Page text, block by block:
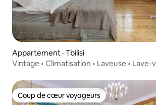
Appartement · Tbilisi
Vintage • Climatisation • Laveuse • Lave-
Coup de cœur voyageurs
Coup de cœur voyageurs